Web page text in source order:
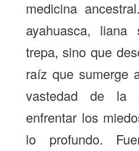
medicina
ayahuasca,
trepa, sino que
raíz que sumerge
vastedad de la
enfrentar los
lo profundo.